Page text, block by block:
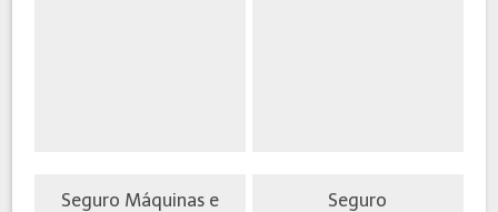
Seguro Máquinas e
Seguro